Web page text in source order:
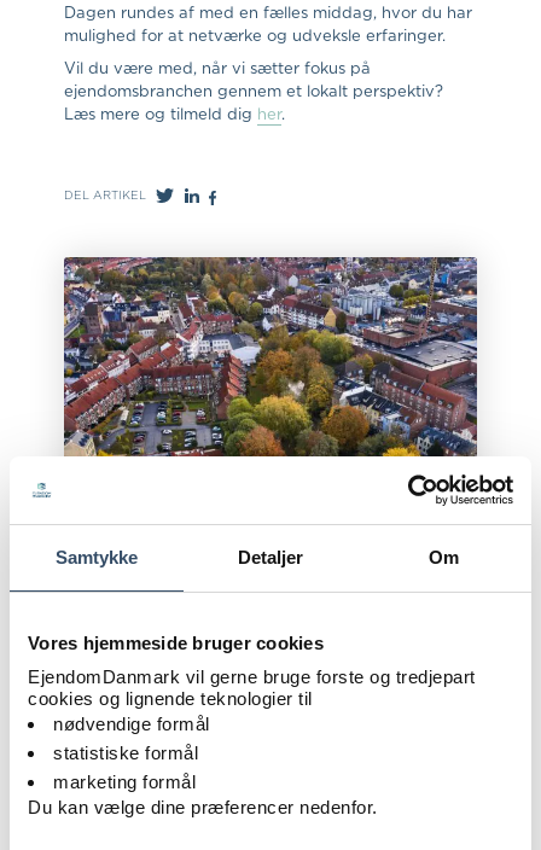
Samtykke Detaljer Om
Vores hjemmeside bruger cookies
EjendomDanmark vil gerne bruge forste og tredjepart
cookies og lignende teknologier til
nødvendige formål
statistiske formål
marketing formål
Du kan vælge dine præferencer nedenfor.
Dagen rundes af med en fælles middag, hvor du har
mulighed for at netværke og udveksle erfaringer.
Vil du være med, når vi sætter fokus på
ejendomsbranchen gennem et lokalt perspektiv?
Læs mere og tilmeld dig her.
DEL ARTIKEL
Et Danmark i balance kræver lokale
løsninger
LÆS MERE